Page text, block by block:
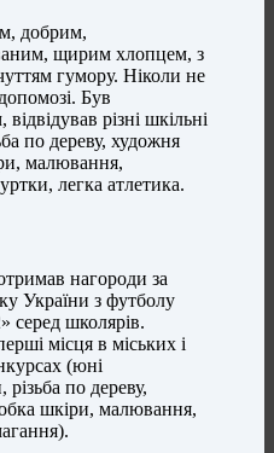
добрим,
щирим хлопцем, з
гумору. Ніколи не
Був
різні шкільні
по дереву, художня
малювання,
легка атлетика.
нагороди за
України з футболу
школярів.
місця в міських і
(юні
по дереву,
шкіри, малювання,